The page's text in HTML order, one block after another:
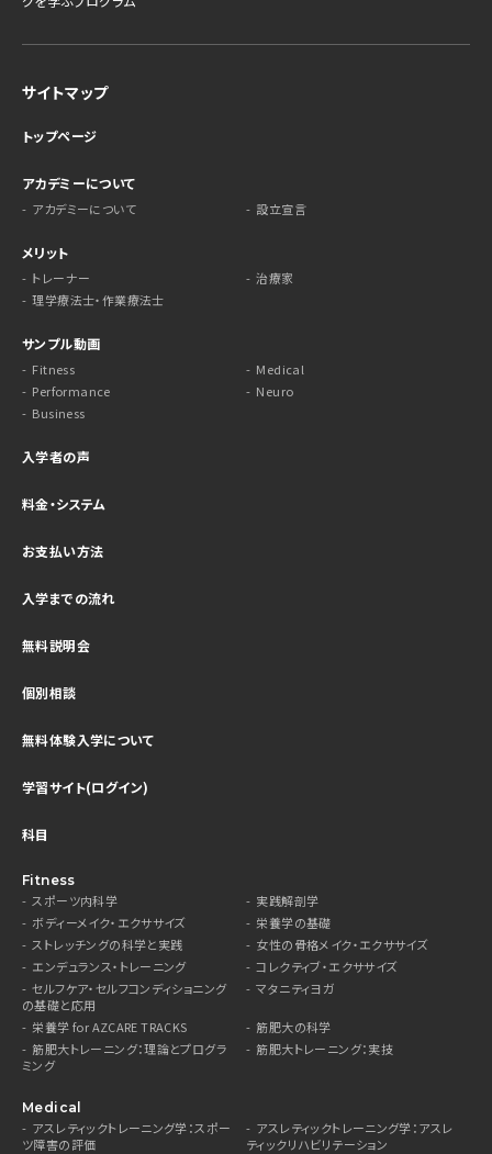
サイトマップ
トップページ
アカデミーについて
アカデミーについて 設立宣言
メリット
トレーナー
治療家
理学療法士・作業療法士
サンプル動画
Fitness
Medical
Performance
Neuro
Business
入学者の声
料金・システム
お支払い方法
入学までの流れ
無料説明会
個別相談
無料体験入学について
学習サイト(ログイン)
科目
Fitness
スポーツ内科学
実践解剖学
ボディーメイク・エクササイズ
栄養学の基礎
ストレッチングの科学と実践
女性の骨格メイク・エクササイズ
エンデュランス・トレーニング
コレクティブ・エクササイズ
セルフケア・セルフコンディショニング
の基礎と応用
マタニティヨガ
栄養学 for AZCARE TRACKS
筋肥大の科学
筋肥大トレーニング：理論とプログラ
ミング
筋肥大トレーニング：実技
Medical
アスレティックトレーニング学：スポー
ツ障害の評価
アスレティックトレーニング学：アスレ
ティックリハビリテーション